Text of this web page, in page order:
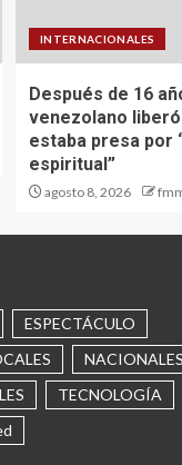
INTERNACIONALES
Después de 16
venezolano
estaba presa por
espiritual”
agosto 8, 2026
ESPECTÁCULO
NACIONALES
TECNOLOGÍA